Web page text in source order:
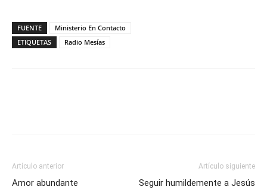
FUENTE
Ministerio En Contacto
ETIQUETAS
Radio Mesías
Artículo anterior
Amor abundante
Artículo siguiente
Seguir humildemente a Jesús